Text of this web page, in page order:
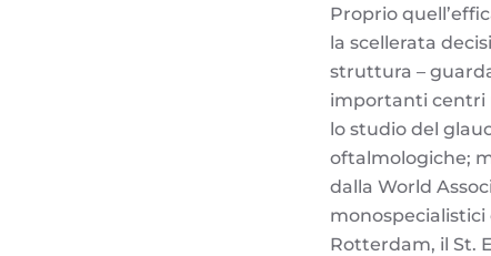
Proprio
la scellerata
struttura –
importanti centri
lo studio del
oftalmologiche;
dalla World
monospecialistici
Rotterdam, il St.